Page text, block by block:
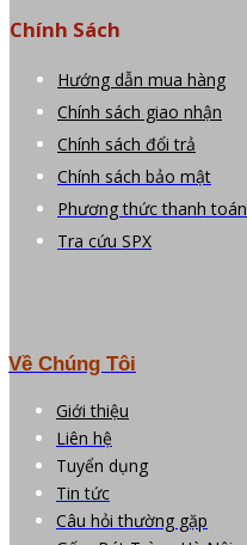
Chính Sách
Hướng dẫn mua hàng
Chính sách giao nhận
Chính sách đổi trả
Chính sách bảo mật
Phương thức thanh toán
Tra cứu SPX
Về Chúng Tôi
Giới thiệu
Liên hệ
Tuyển dụng
Tin tức
Câu hỏi thường gặp